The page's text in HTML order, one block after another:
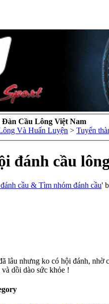
Cầu Lông Việt Nam
Và Huấn Luyện > Tuyển
đánh cầu lông
cầu & Tìm nhóm đánh cầu'
lâu nhưng ko có hội đánh,
dồi dào sức khỏe !